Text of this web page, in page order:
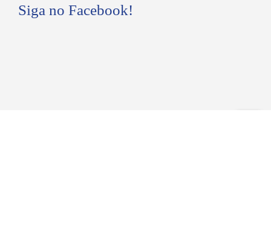
Siga no Facebook!